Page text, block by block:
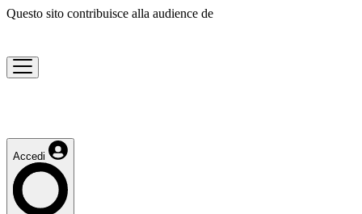
Questo sito contribuisce alla audience de
Accedi